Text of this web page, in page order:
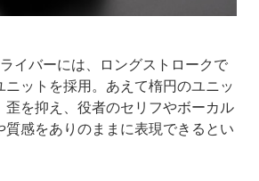
イバーには、ロングストロークで
ニットを採用。あえて楕円のユニッ
歪を抑え、役者のセリフやボーカル
質感をありのままに表現できるとい